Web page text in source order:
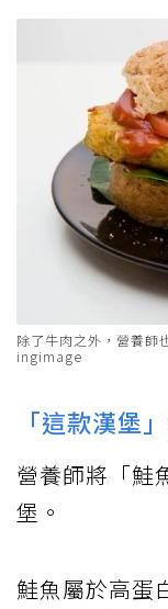
除了牛肉之外，營養師
ingimage
「這款漢堡
營養師將「鮭
堡。
鮭魚屬於高蛋